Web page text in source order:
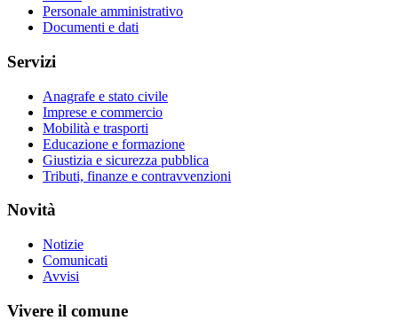
Personale amministrativo
Documenti e dati
Servizi
Anagrafe e stato civile
Imprese e commercio
Mobilità e trasporti
Educazione e formazione
Giustizia e sicurezza pubblica
Tributi, finanze e contravvenzioni
Novità
Notizie
Comunicati
Avvisi
Vivere il comune